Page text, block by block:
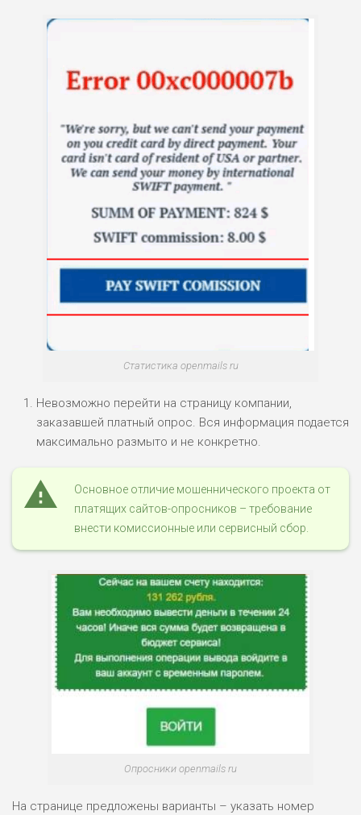
Статистика openmails ru
Невозможно перейти на страницу компании,
заказавшей платный опрос. Вся информация подается
максимально размыто и не конкретно.
Основное отличие мошеннического проекта от
платящих сайтов-опросников – требование
внести комиссионные или сервисный сбор.
Опросники openmails ru
На странице предложены варианты – указать номер